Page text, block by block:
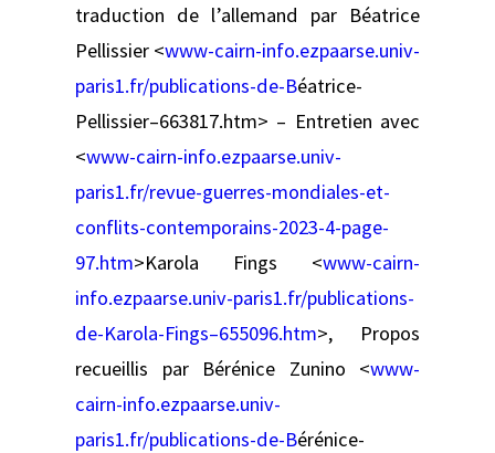
traduction de l’allemand par Béatrice
Pellissier <www-cairn-info.ezpaarse.univ-
paris1.fr/publications-de-Béatrice-
Pellissier–663817.htm> – Entretien avec
<www-cairn-info.ezpaarse.univ-
paris1.fr/revue-guerres-mondiales-et-
conflits-contemporains-2023-4-page-
97.htm>Karola Fings <www-cairn-
info.ezpaarse.univ-paris1.fr/publications-
de-Karola-Fings–655096.htm>, Propos
recueillis par Bérénice Zunino <www-
cairn-info.ezpaarse.univ-
paris1.fr/publications-de-Bérénice-